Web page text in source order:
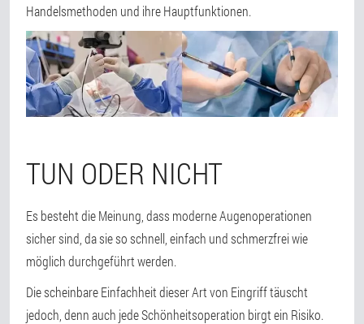
Handelsmethoden und ihre Hauptfunktionen.
TUN ODER NICHT
Es besteht die Meinung, dass moderne Augenoperationen
sicher sind, da sie so schnell, einfach und schmerzfrei wie
möglich durchgeführt werden.
Die scheinbare Einfachheit dieser Art von Eingriff täuscht
jedoch, denn auch jede Schönheitsoperation birgt ein Risiko.